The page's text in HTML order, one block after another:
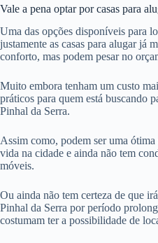
Vale a pena optar por casas para
Uma das opções disponíveis para
justamente as casas para alugar já
conforto, mas podem pesar no
Muito embora tenham um custo
práticos para quem está buscando
Pinhal da Serra.
Assim como, podem ser uma
vida na cidade e ainda não tem
móveis.
Ou ainda não tem certeza de que
Pinhal da Serra por período
costumam ter a possibilidade de